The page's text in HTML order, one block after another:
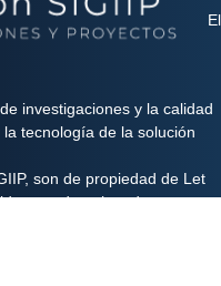
El
investigaciones y la calidad
tecnología de la solución
son de propiedad de Let
por derechos de autor e